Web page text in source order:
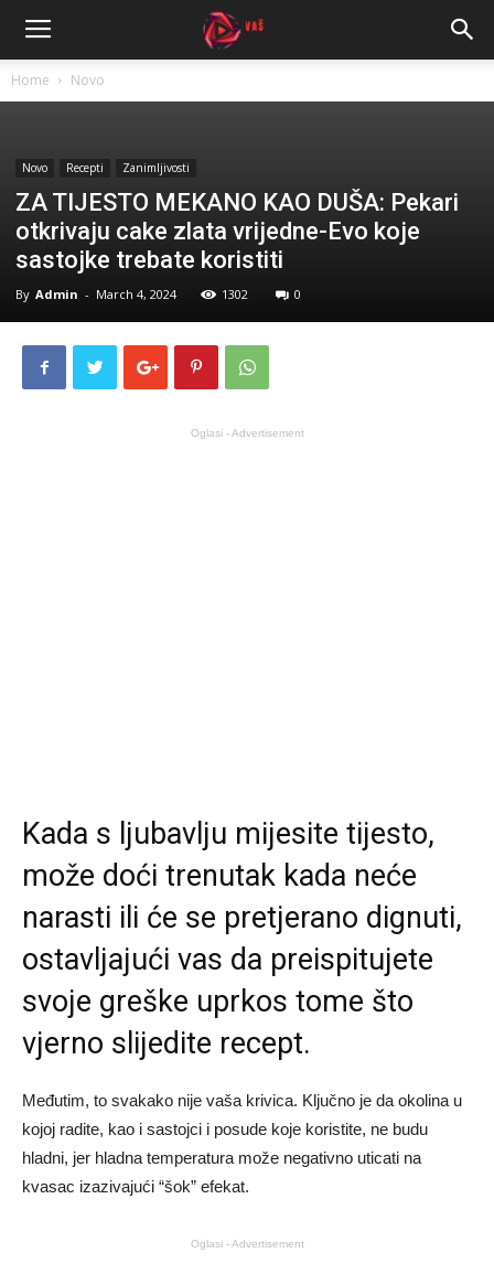
Home Novo
Novo Recepti Zanimljivosti
ZA TIJESTO MEKANO KAO DUŠA: Pekari
otkrivaju cake zlata vrijedne-Evo koje
sastojke trebate koristiti
By Admin - March 4, 2024 1302 0
Oglasi - Advertisement
Kada s ljubavlju mijesite tijesto,
može doći trenutak kada neće
narasti ili će se pretjerano dignuti,
ostavljajući vas da preispitujete
svoje greške uprkos tome što
vjerno slijedite recept.
Međutim, to svakako nije vaša krivica. Ključno je da okolina u
kojoj radite, kao i sastojci i posude koje koristite, ne budu
hladni, jer hladna temperatura može negativno uticati na
kvasac izazivajući “šok” efekat.
Oglasi - Advertisement